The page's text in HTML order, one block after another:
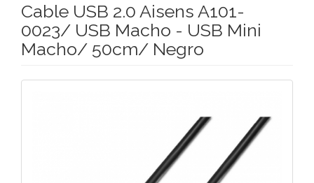
Cable USB 2.0 Aisens A101-
0023/ USB Macho - USB Mini
Macho/ 50cm/ Negro